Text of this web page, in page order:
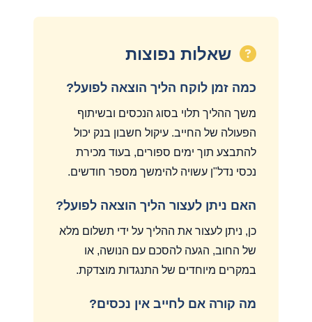
שאלות נפוצות
כמה זמן לוקח הליך הוצאה לפועל?
משך ההליך תלוי בסוג הנכסים ובשיתוף
הפעולה של החייב. עיקול חשבון בנק יכול
להתבצע תוך ימים ספורים, בעוד מכירת
נכסי נדל"ן עשויה להימשך מספר חודשים.
האם ניתן לעצור הליך הוצאה לפועל?
כן, ניתן לעצור את ההליך על ידי תשלום מלא
של החוב, הגעה להסכם עם הנושה, או
במקרים מיוחדים של התנגדות מוצדקת.
מה קורה אם לחייב אין נכסים?